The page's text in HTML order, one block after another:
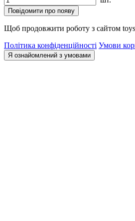
Повідомити про появу
Щоб продовжити роботу з сайтом
Політика конфіденційності Умови
Я ознайомлений з умовами